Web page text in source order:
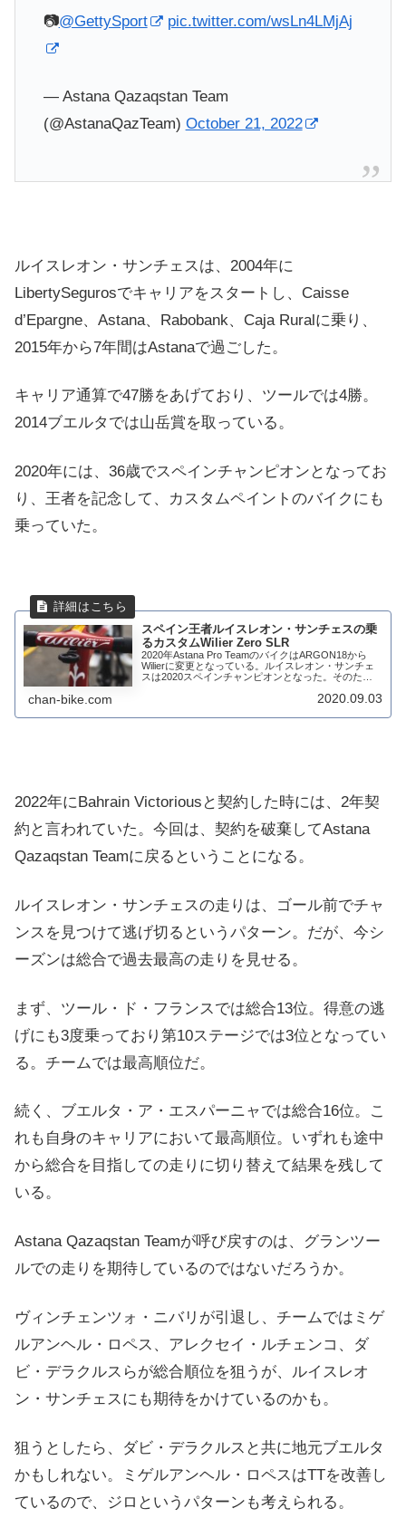
📷@GettySport pic.twitter.com/wsLn4LMjAj
— Astana Qazaqstan Team
(@AstanaQazTeam) October 21, 2022
ルイスレオン・サンチェスは、2004年に
LibertySegurosでキャリアをスタートし、Caisse
d’Epargne、Astana、Rabobank、Caja Ruralに乗り、
2015年から7年間はAstanaで過ごした。
キャリア通算で47勝をあげており、ツールでは4勝。
2014ブエルタでは山岳賞を取っている。
2020年には、36歳でスペインチャンピオンとなってお
り、王者を記念して、カスタムペイントのバイクにも
乗っていた。
スペイン王者ルイスレオン・サンチェスの乗
るカスタムWilier Zero SLR
2020年Astana Pro TeamのバイクはARGON18から
Wilierに変更となっている。ルイスレオン・サンチェ
スは2020スペインチャンピオンとなった。そのため
chan-bike.com 2020.09.03
2022年にBahrain Victoriousと契約した時には、2年契
約と言われていた。今回は、契約を破棄してAstana
Qazaqstan Teamに戻るということになる。
ルイスレオン・サンチェスの走りは、ゴール前でチャ
ンスを見つけて逃げ切るというパターン。だが、今シ
ーズンは総合で過去最高の走りを見せる。
まず、ツール・ド・フランスでは総合13位。得意の逃
げにも3度乗っており第10ステージでは3位となってい
る。チームでは最高順位だ。
続く、ブエルタ・ア・エスパーニャでは総合16位。こ
れも自身のキャリアにおいて最高順位。いずれも途中
から総合を目指しての走りに切り替えて結果を残して
いる。
Astana Qazaqstan Teamが呼び戻すのは、グランツー
ルでの走りを期待しているのではないだろうか。
ヴィンチェンツォ・ニバリが引退し、チームではミゲ
ルアンヘル・ロペス、アレクセイ・ルチェンコ、ダ
ビ・デラクルスらが総合順位を狙うが、ルイスレオ
ン・サンチェスにも期待をかけているのかも。
狙うとしたら、ダビ・デラクルスと共に地元ブエルタ
かもしれない。ミゲルアンヘル・ロペスはTTを改善し
ているので、ジロというパターンも考えられる。